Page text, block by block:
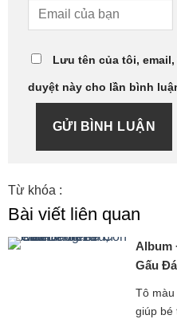
Lưu tên của tôi,
duyệt này cho lần bình
GỬI BÌNH LUẬN
Từ khóa :
Bài viết liên quan
Album
Gấu
Tô
giúp bé